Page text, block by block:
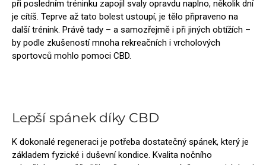
při posledním tréninku zapojil svaly opravdu naplno, několik dní
je cítíš. Teprve až tato bolest ustoupí, je tělo připraveno na
další trénink. Právě tady – a samozřejmě i při jiných obtížích –
by podle zkušeností mnoha rekreačních i vrcholových
sportovců mohlo pomoci CBD.
Lepší spánek díky CBD
K dokonalé regeneraci je potřeba dostatečný spánek, který je
základem fyzické i duševní kondice. Kvalita nočního